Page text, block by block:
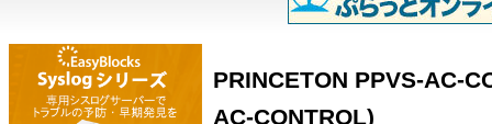
PRINCETON PPVS-AC-
AC-CONTROL)